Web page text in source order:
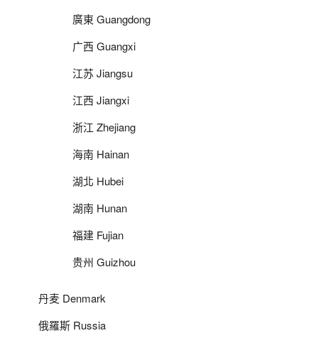
廣東 Guangdong
广西 Guangxi
江苏 Jiangsu
江西 Jiangxi
浙江 Zhejiang
海南 Hainan
湖北 Hubei
湖南 Hunan
福建 Fujian
贵州 Guizhou
丹麦 Denmark
俄羅斯 Russia